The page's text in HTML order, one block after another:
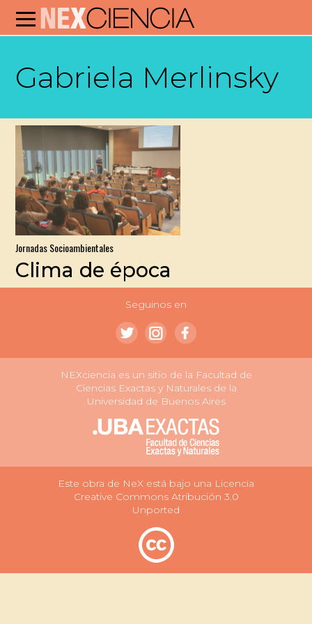
Gabriela Merlinsky
Jornadas Socioambientales
Clima de época
Seguinos en
NEXciencia es un sitio de la Facultad de
Ciencias Exactas y Naturales de la
Universidad de Buenos Aires
Este obra de NeX está bajo una Licencia
Creative Commons Atribución 3.0
Unported